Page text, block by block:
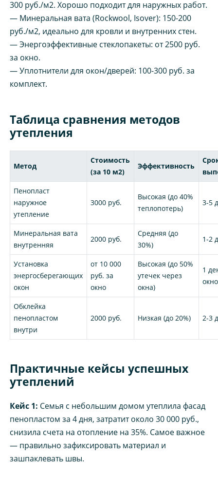
300 руб./м2. Хорошо подходит для наружных работ.
— Минеральная вата (Rockwool, Isover): 150-200
руб./м2, идеально для кровли и внутренних стен.
— Энергоэффективные стеклопакеты: от 2500 руб.
за окно.
— Уплотнители для окон/дверей: 100-300 руб. за
комплект.
Таблица сравнения методов
утепления
Метод
Стоимость
(за 10 м2)
Эффективность
Пенопласт
наружное
утепление
3000 руб.
Высокая (до 40%
теплопотерь)
3-5
Минеральная вата
внутренняя
2000 руб.
Средняя (до
30%)
1-2
Установка
энергосберегающих
окон
от 10 000
руб. за
окно
Высокая (до 50%
утечек через
окна)
1
окно
Обклейка
пенопластом
внутри
2000 руб. Низкая (до 20%) 2-3
Практичные кейсы успешных
утеплений
Кейс 1: Семья с небольшим домом утеплила фасад
пенопластом за 4 дня, затратит около 30 000 руб.,
снизила счета на отопление на 35%. Самое важное
— правильно зафиксировать материал и
зашпаклевать швы.